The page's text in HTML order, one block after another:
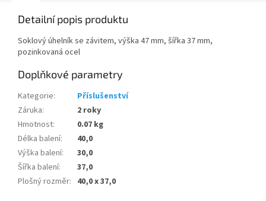
Detailní popis produktu
Soklový úhelník se závitem, výška 47 mm, šířka 37 mm,
pozinkovaná ocel
Doplňkové parametry
Kategorie:
Příslušenství
Záruka:
2 roky
Hmotnost:
0.07 kg
Délka balení:
40,0
Výška balení:
30,0
Šířka balení:
37,0
Plošný rozměr: 40,0 x 37,0